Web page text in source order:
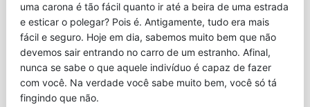
uma carona é tão fácil quanto ir até a beira de uma estrada
e esticar o polegar? Pois é. Antigamente, tudo era mais
fácil e seguro. Hoje em dia, sabemos muito bem que não
devemos sair entrando no carro de um estranho. Afinal,
nunca se sabe o que aquele indivíduo é capaz de fazer
com você. Na verdade você sabe muito bem, você só tá
fingindo que não.